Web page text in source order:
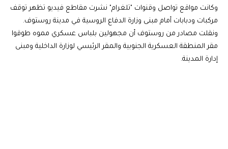
وكانت مواقع تواصل وقنوات "تلغرام" نشرت مقاطع فيديو تظهر توقف
مركبات ودبابات أمام مبنى وزارة الدفاع الروسية في مدينة روستوف.
ونقلت مصادر من روستوف أن مجهولين بلباس عسكري مموه طوقوا
مقر المنطقة العسكرية الجنوبية والمقر الرئيسي لوزارة الداخلية ومبنى
إدارة المدينة.